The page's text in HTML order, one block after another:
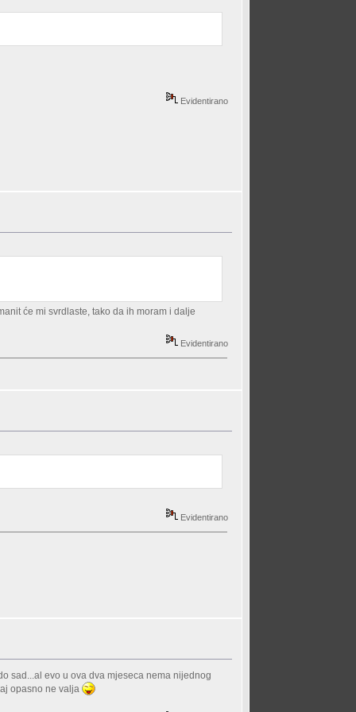
Evidentirano
će mi svrdlaste, tako da ih moram i dalje
Evidentirano
Evidentirano
sad...al evo u ova dva mjeseca nema nijednog
opasno ne valja